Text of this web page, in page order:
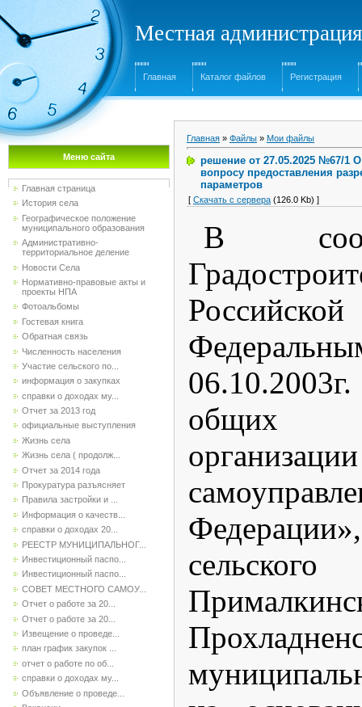
Местная
Главная Каталог файлов Регистрация
Меню сайта
Главная страница
История села
Географическое положение
муниципального образования
Административно-
территориальное деление
Новости Села
Нормативно-правовые акты и
проекты НПА
Фотоальбомы
Гостевая книга
Обратная связь
Численность населения
Участие сельского по...
информация о закупках
справки о доходах му...
Отчет за 2013 год
официальные выступления
Жизнь села
Жизнь села ( продолж...
Отчет за 2014 года
Прокуратура разъясняет
Правила застройки и ...
Информация о качеств...
справки о доходах 20...
РЕЕСТР МУНИЦИПАЛЬНОГ...
Инвестиционный паспо...
Инвестиционный паспо...
СОВЕТ МЕСТНОГО САМОУ...
Отчет о работе за 20...
Отчет о работе за 20...
Извещение о проведе...
план график закупок ...
отчет о работе по об...
справки о доходах му...
Объявление о проведе...
Главная » Файлы » Мои файлы
решение от 27.05.2025 №67/1
вопросу предоставления
параметров
[ Скачать с сервера (126.0 Kb) ]
В
общих